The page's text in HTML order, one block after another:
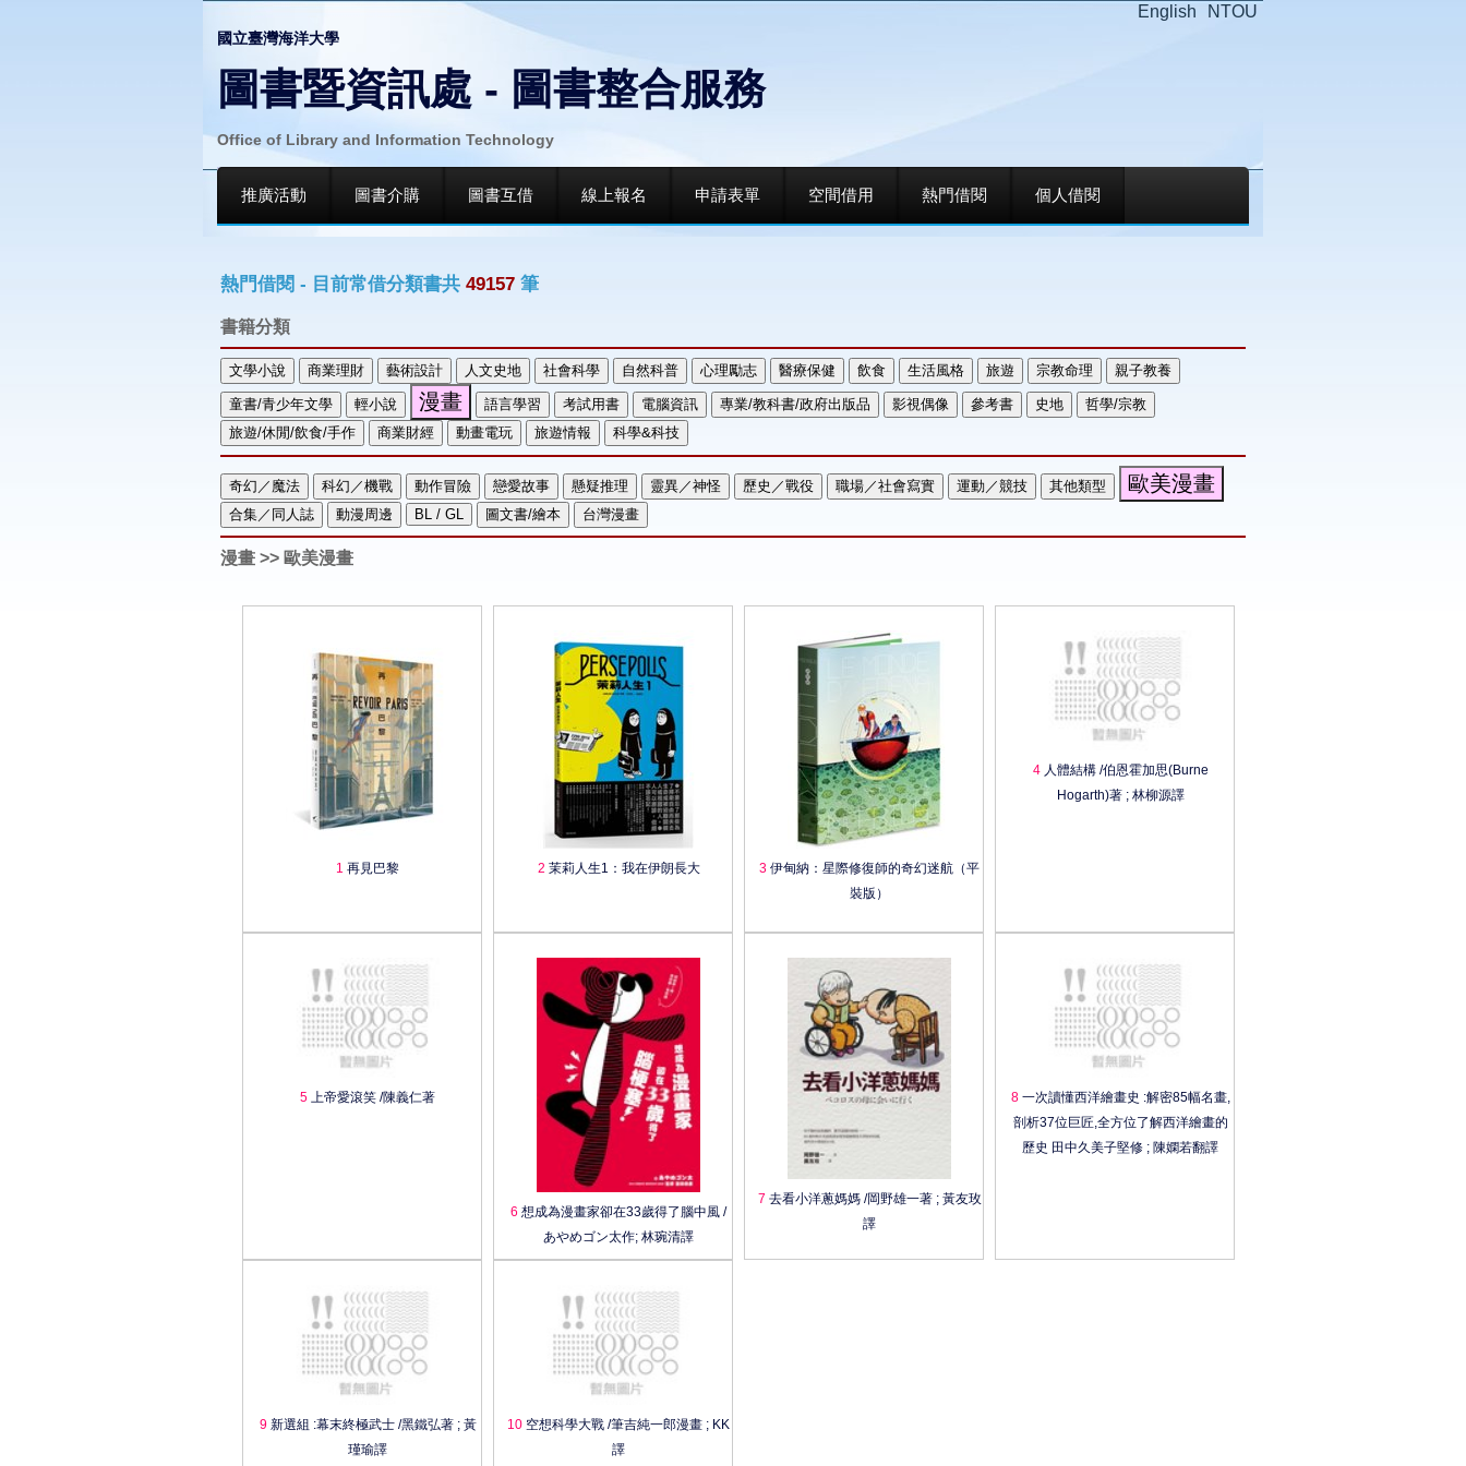
NTOU
English
國立臺灣海洋大學
圖書暨資訊處 - 圖書整合服務
Office of Library and Information Technology
推廣活動 圖書介購 圖書互借 線上報名 申請表單 空間借用 熱門借閱 個人借閱
熱門借閱 - 目前常借分類書共49157 筆
書籍分類
漫畫 >> 歐美漫畫
1 再見巴黎 2 茉莉人生1：我在伊朗長大 3 伊甸納：星際修復師的奇幻迷航（平
裝版）
4人體結構 /伯恩霍加思(Burne
Hogarth)著 ; 林柳源譯
5 上帝愛滾笑 /陳義仁著
6 想成為漫畫家卻在33歲得了腦中風 /
あやめゴン太作; 林琬清譯
7 去看小洋蔥媽媽 /岡野雄一著 ; 黃友玫
譯
8一次讀懂西洋繪畫史 :解密85幅名畫,
剖析37位巨匠,全方位了解西洋繪畫的
歷史 田中久美子堅修 ; 陳嫻若翻譯
9新選組 :幕末終極武士 /黑鐵弘著 ; 黃
瑾瑜譯
10 空想科學大戰 /筆吉純一郎漫畫 ; KK
譯